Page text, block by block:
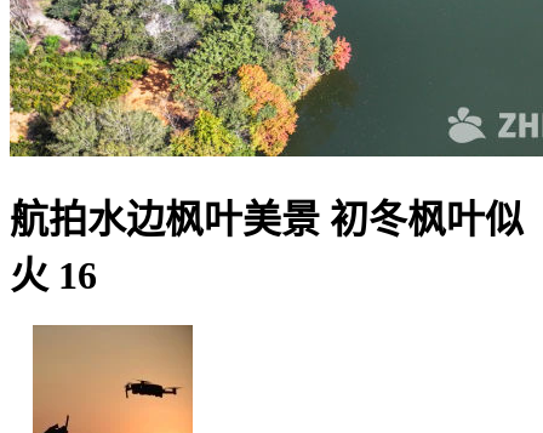
航拍水边枫叶美景 初冬枫叶似
火 16